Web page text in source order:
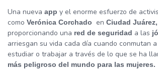
Una nueva app y el enorme esfuerzo de
como Verónica Corchado en Ciudad
proporcionando una red de seguridad a las
arriesgan su vida cada día cuando conmutan
estudiar o trabajar a través de lo que se ha
más peligroso del mundo para las mujeres.